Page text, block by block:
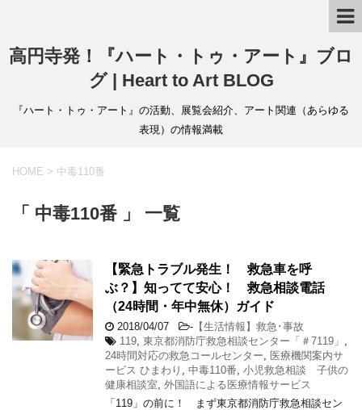
高円寺発！『ハート・トゥ・アート』ブロ
グ | Heart to Art BLOG
『ハート・トゥ・アート』の活動、展覧会紹介、アート関連（あらゆる
表現）の情報満載
HOME > 中毒110番
「 中毒110番 」 一覧
【緊急トラブル発生！ 救急車を呼
ぶ？】知ってて安心！ 救急相談電話
（24時間・年中無休）ガイド
2018/04/07 - 【生活情報】救急･事故
119 東京都消防庁救急相談センター「＃7119」
24時間対応の救急コールセンター
医療機関案内サ
ービス ひまわり
中毒110番 小児救急相談 子供の
健康相談室 外国語による医療情報サービス
「119」の前に！ まず東京都消防庁救急相談セン